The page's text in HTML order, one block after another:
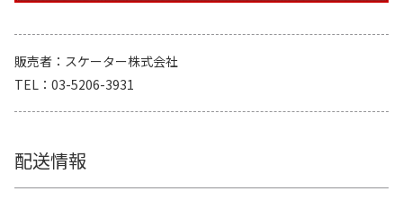
販売者
スケーター株式会社
TEL
03-5206-3931
配送情報